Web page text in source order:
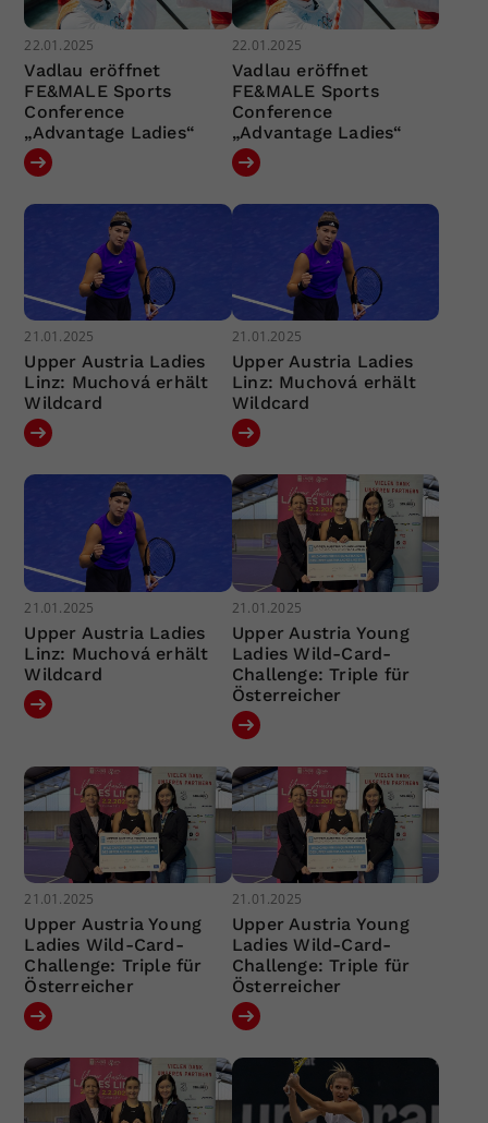
22.01.2025
Vadlau eröffnet
FE&MALE Sports
Conference
„Advantage Ladies“
22.01.2025
Vadlau eröffnet
FE&MALE Sports
Conference
„Advantage Ladies“
21.01.2025
Upper Austria Ladies
Linz: Muchová erhält
Wildcard
21.01.2025
Upper Austria Ladies
Linz: Muchová erhält
Wildcard
21.01.2025
Upper Austria Ladies
Linz: Muchová erhält
Wildcard
21.01.2025
Upper Austria Young
Ladies Wild-Card-
Challenge: Triple für
Österreicher
21.01.2025
Upper Austria Young
Ladies Wild-Card-
Challenge: Triple für
Österreicher
21.01.2025
Upper Austria Young
Ladies Wild-Card-
Challenge: Triple für
Österreicher